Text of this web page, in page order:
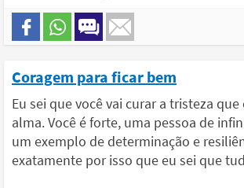
Coragem para ficar bem
Eu sei que você vai curar a tristeza que
alma. Você é forte, uma pessoa de
um exemplo de determinação e
exatamente por isso que eu sei que